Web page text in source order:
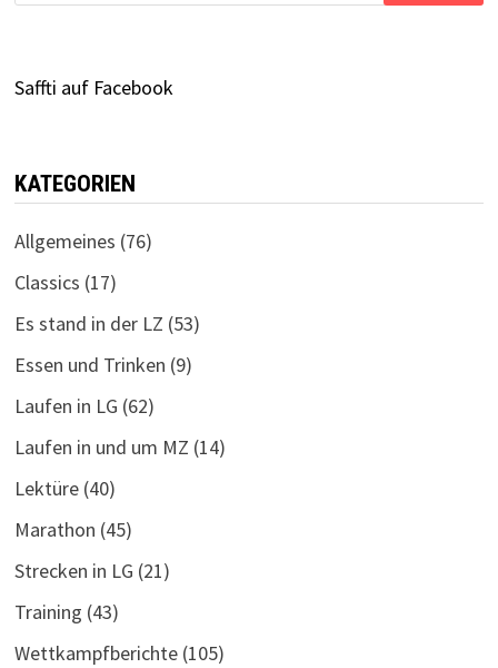
Saffti auf Facebook
KATEGORIEN
Allgemeines (76)
Classics (17)
Es stand in der LZ (53)
Essen und Trinken (9)
Laufen in LG (62)
Laufen in und um MZ (14)
Lektüre(40)
Marathon (45)
Strecken in LG (21)
Training (43)
Wettkampfberichte(105)